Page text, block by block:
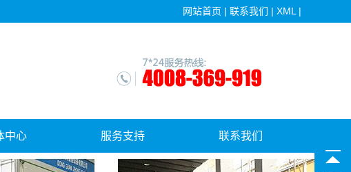
网站首页 | 联系我们 | XML |
中心 服务支持
售后服务
联系我们